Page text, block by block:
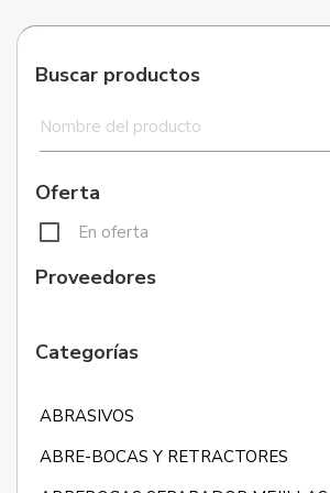
Buscar productos
Oferta
En oferta
Proveedores
Categorías
ABRASIVOS
ABRE-BOCAS Y RETRACTORES